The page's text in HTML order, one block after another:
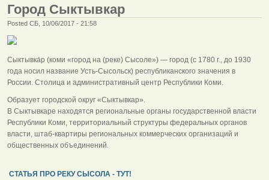
Город Сыктывкар
Posted СБ, 10/06/2017 - 21:58
Сыктывка́р (коми «город на (реке) Сысоле») — город (с 1780 г., до 1930
года носил название Усть-Сысольск) республиканского значения в
России. Столица и административный центр Республики Коми.
Образует городской округ «Сыктывкар».
В Сыктывкаре находятся региональные органы государственной власти
Республики Коми, территориальный структуры федеральных органов
власти, штаб-квартиры региональных коммерческих организаций и
общественных объединений.
СТАТЬЯ ПРО РЕКУ СЫСОЛА - ТУТ!